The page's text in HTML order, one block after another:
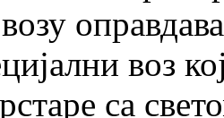
воз
са